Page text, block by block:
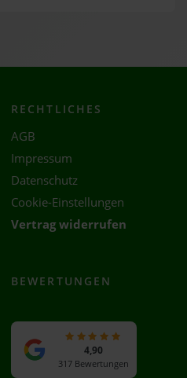
RECHTLICHES
AGB
Impressum
Datenschutz
Cookie-Einstellungen
Vertrag widerrufen
BEWERTUNGEN
4,90
317 Bewertungen